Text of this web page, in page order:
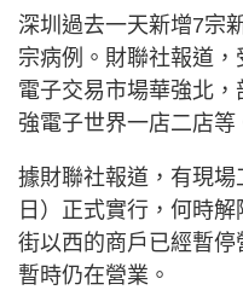
深圳過去一天新增7宗
宗病例。財聯社報道
電子交易市場華強北
強電子世界一店二店等
據財聯社報道，有現
日）正式實行，何時
街以西的商戶已經暫
暫時仍在營業。